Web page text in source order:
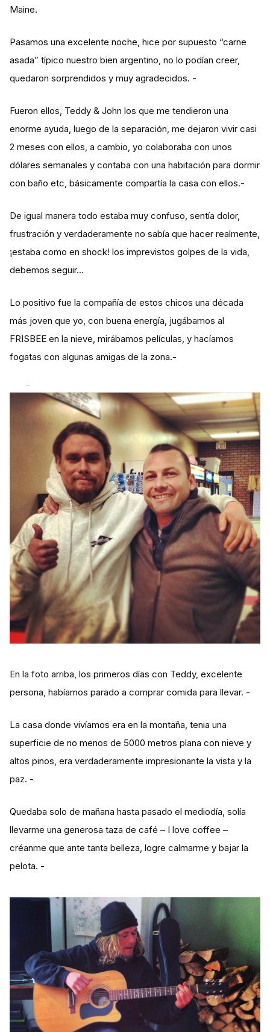
Maine.
Pasamos una excelente noche, hice por supuesto “carne
asada” típico nuestro bien argentino, no lo podían creer,
quedaron sorprendidos y muy agradecidos. -
Fueron ellos, Teddy & John los que me tendieron una
enorme ayuda, luego de la separación, me dejaron vivir casi
2 meses con ellos, a cambio, yo colaboraba con unos
dólares semanales y contaba con una habitación para dormir
con baño etc, básicamente compartía la casa con ellos.-
De igual manera todo estaba muy confuso, sentía dolor,
frustración y verdaderamente no sabía que hacer realmente,
¡estaba como en shock! los imprevistos golpes de la vida,
debemos seguir...
Lo positivo fue la compañía de estos chicos una década
más joven que yo, con buena energía, jugábamos al
FRISBEE en la nieve, mirábamos películas, y hacíamos
fogatas con algunas amigas de la zona.-
En la foto arriba, los primeros días con Teddy, excelente
persona, habíamos parado a comprar comida para llevar. -
La casa donde vivíamos era en la montaña, tenia una
superficie de no menos de 5000 metros plana con nieve y
altos pinos, era verdaderamente impresionante la vista y la
paz. -
Quedaba solo de mañana hasta pasado el mediodía, solía
llevarme una generosa taza de café – I love coffee –
créanme que ante tanta belleza, logre calmarme y bajar la
pelota. -